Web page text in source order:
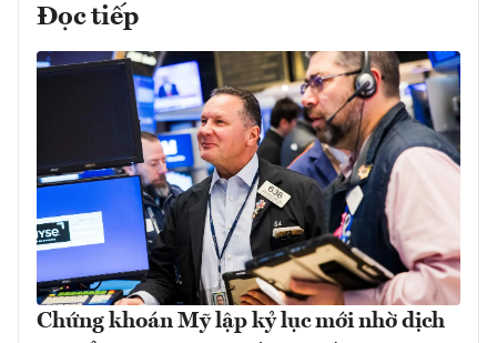
Đọc tiếp
Chứng khoán Mỹ lập kỷ lục mới nhờ dịch